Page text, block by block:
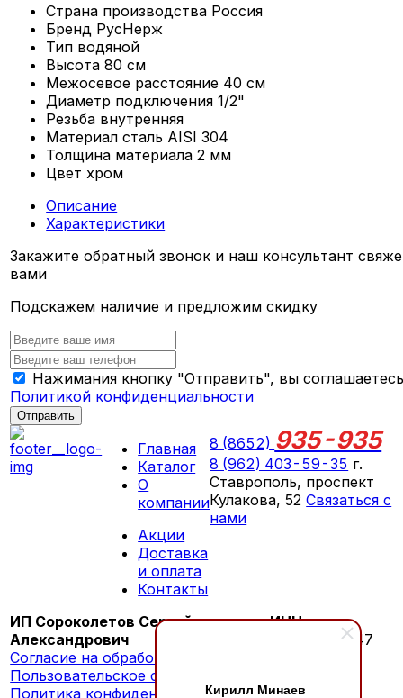
Кирилл Минаев
Страна производства Россия
Бренд РусНерж
Тип водяной
Высота 80 см
Межосевое расстояние 40 см
Диаметр подключения 1/2"
Резьба внутренняя
Материал сталь AISI 304
Толщина материала 2 мм
Цвет хром
Описание
Характеристики
Закажите обратный звонок и наш консультант
вами
Подскажем наличие и предложим скидку
Нажимания кнопку "Отправить", вы
Политикой конфиденциальности
Отправить
Главная
Каталог
О
компании
Акции
Доставка
и оплата
Контакты
8 (8652) 935-935
8 (962) 403-59-35 г.
Ставрополь, проспект
Кулакова, 52Связаться с
нами
ИП Сороколетов Сергей
Александрович
ИНН:
260603276147
Согласие на обработку персональных данных
Пользовательское соглашение
Политика конфиденциальности